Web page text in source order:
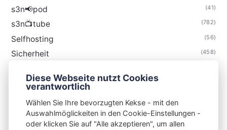
s3n📢pod (41)
s3n📺tube (782)
Selfhosting (56)
Sicherheit (458)
Thunderbird
Diese Webseite nutzt Cookies
verantwortlich
Wählen Sie Ihre bevorzugten Kekse - mit den
Auswahlmöglickeiten in den Cookie-Einstellungen -
oder klicken Sie auf "Alle akzeptieren", um allen